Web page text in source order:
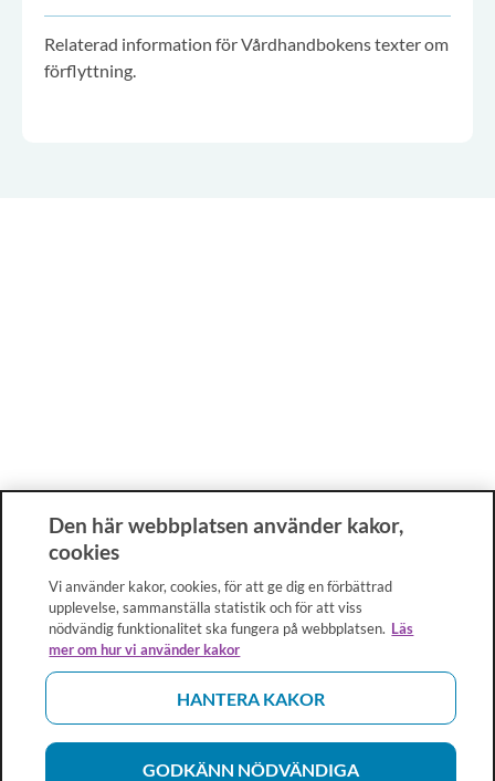
Relaterad information för Vårdhandbokens texter om
förflyttning.
Den här webbplatsen använder kakor,
cookies
Vi använder kakor, cookies, för att ge dig en förbättrad
upplevelse, sammanställa statistik och för att viss
nödvändig funktionalitet ska fungera på webbplatsen. Läs
mer om hur vi använder kakor
HANTERA KAKOR
GODKÄNN NÖDVÄNDIGA